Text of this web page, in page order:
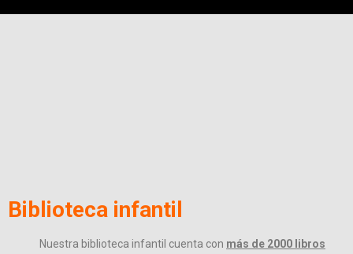
Biblioteca infantil
Nuestra biblioteca infantil cuenta con más de 2000 libros